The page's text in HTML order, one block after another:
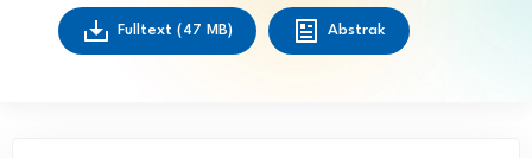
Fulltext (47 MB) Abstrak